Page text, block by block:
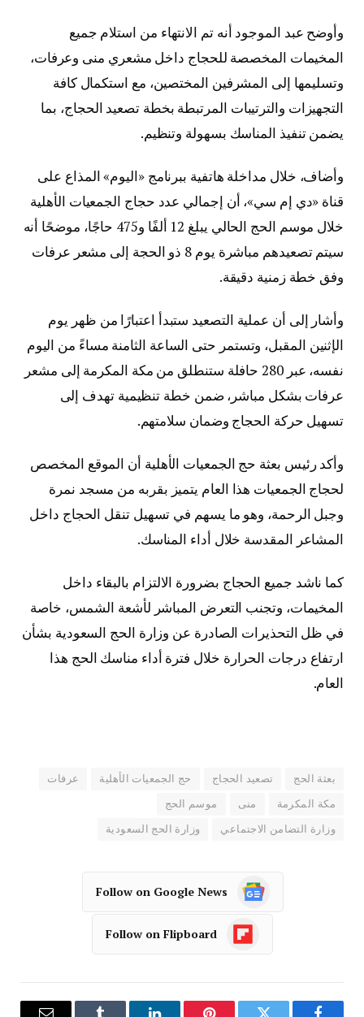
وأوضح عبد الموجود أنه تم الانتهاء من استلام جميع
المخيمات المخصصة للحجاج داخل مشعري منى وعرفات،
وتسليمها إلى المشرفين المختصين، مع استكمال كافة
التجهيزات والترتيبات المرتبطة بخطة تصعيد الحجاج، بما
يضمن تنفيذ المناسك بسهولة وتنظيم.
وأضاف، خلال مداخلة هاتفية ببرنامج «اليوم» المذاع على
قناة «دي إم سي»، أن إجمالي عدد حجاج الجمعيات الأهلية
خلال موسم الحج الحالي يبلغ 12 ألفًا و475 حاجًا، موضحًا أنه
سيتم تصعيدهم مباشرة يوم 8 ذو الحجة إلى مشعر عرفات
وفق خطة زمنية دقيقة.
وأشار إلى أن عملية التصعيد ستبدأ اعتبارًا من ظهر يوم
الإثنين المقبل، وتستمر حتى الساعة الثامنة مساءً من اليوم
نفسه، عبر 280 حافلة ستنطلق من مكة المكرمة إلى مشعر
عرفات بشكل مباشر، ضمن خطة تنظيمية تهدف إلى
تسهيل حركة الحجاج وضمان سلامتهم.
وأكد رئيس بعثة حج الجمعيات الأهلية أن الموقع المخصص
لحجاج الجمعيات هذا العام يتميز بقربه من مسجد نمرة
وجبل الرحمة، وهو ما يسهم في تسهيل تنقل الحجاج داخل
المشاعر المقدسة خلال أداء المناسك.
كما ناشد جميع الحجاج بضرورة الالتزام بالبقاء داخل
المخيمات، وتجنب التعرض المباشر لأشعة الشمس، خاصة
في ظل التحذيرات الصادرة عن وزارة الحج السعودية بشأن
ارتفاع درجات الحرارة خلال فترة أداء مناسك الحج هذا
العام.
بعثة الحج تصعيد الحجاج حج الجمعيات الأهلية عرفات
مكة المكرمة منى موسم الحج
وزارة التضامن الاجتماعي وزارة الحج السعودية
Follow on Google News
Follow on Flipboard